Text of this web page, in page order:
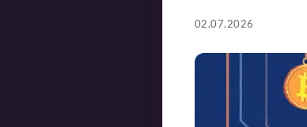
02.07.2026